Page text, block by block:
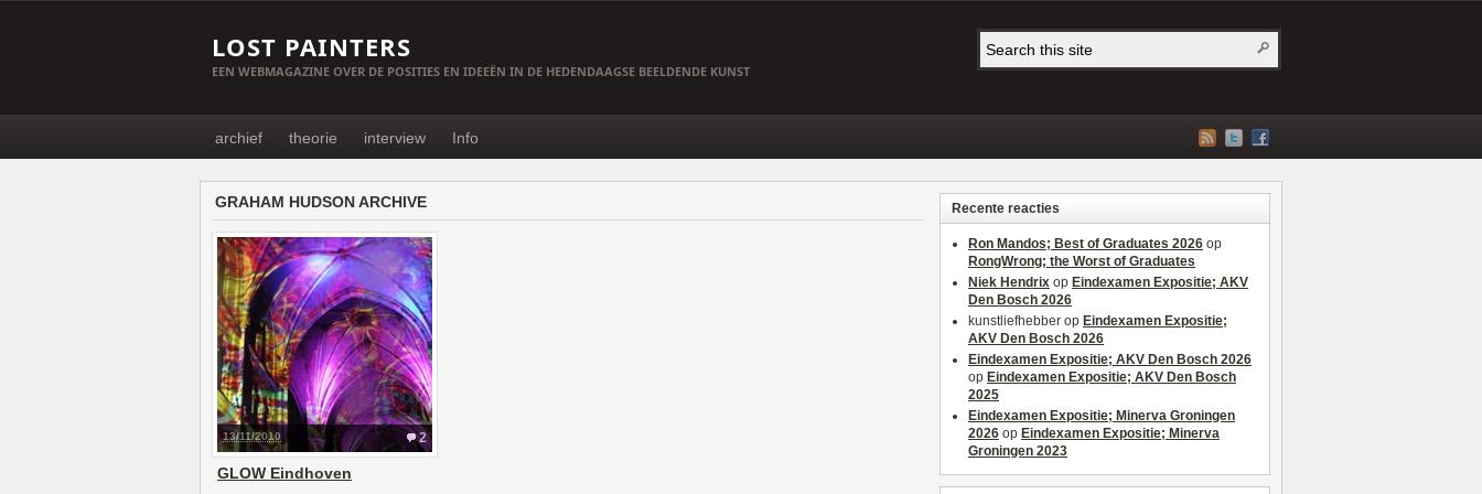
LOST PAINTERS
EEN WEBMAGAZINE OVER DE POSITIES EN IDEEËN IN DE HEDENDAAGSE BEELDENDE KUNST
archief theorie interview Info
GRAHAM HUDSON ARCHIVE
2
13/11/2010
GLOW Eindhoven
Recente reacties
Ron Mandos; Best of Graduates 2026 op
RongWrong; the Worst of Graduates
Niek Hendrix op Eindexamen Expositie; AKV
Den Bosch 2026
kunstliefhebber op Eindexamen Expositie;
AKV Den Bosch 2026
Eindexamen Expositie; AKV Den Bosch 2026
op Eindexamen Expositie; AKV Den Bosch
2025
Eindexamen Expositie; Minerva Groningen
2026 op Eindexamen Expositie; Minerva
Groningen 2023